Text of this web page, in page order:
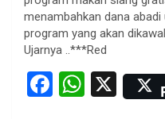
menambahkan dana
program yang akan
Ujarnya ..***Red
F
W X